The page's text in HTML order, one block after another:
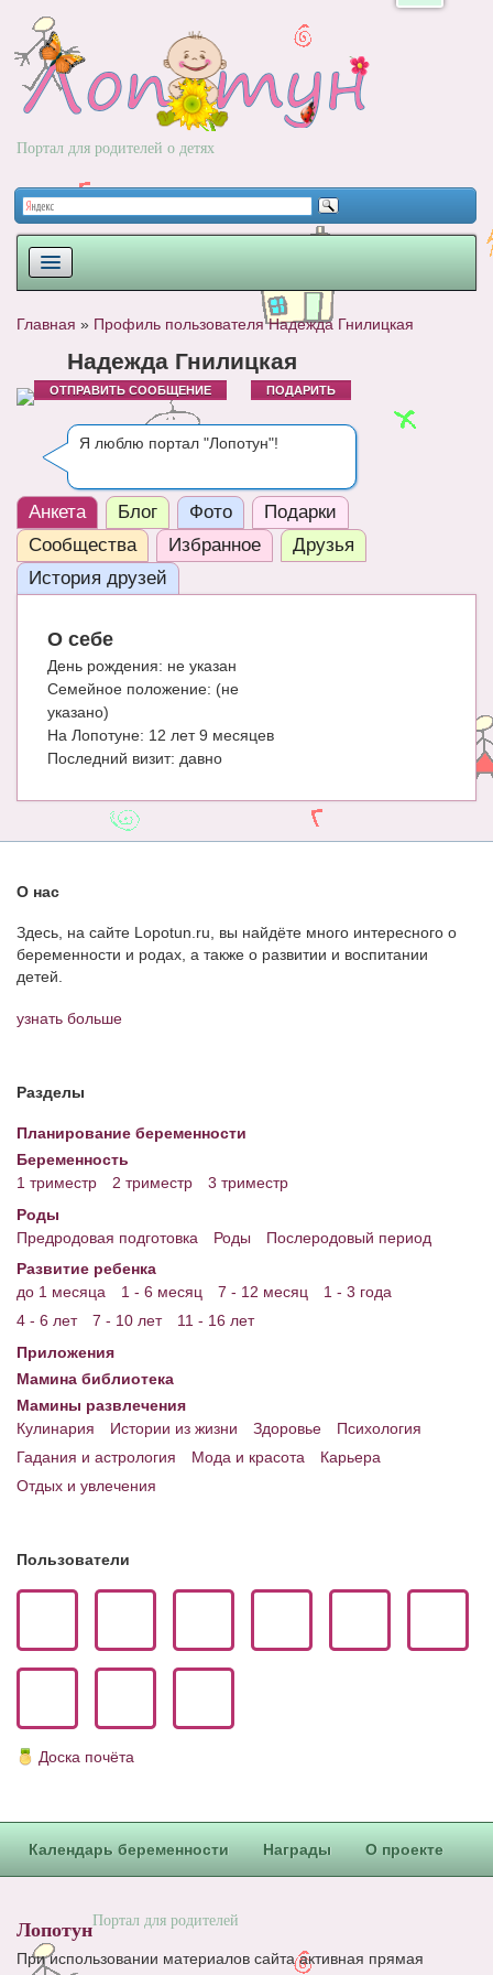
Портал для родителей о детях
РОДЫ
НОВОРОЖДЕННЫЙ
РАЗВИТИЕ
ВОПРОС-ОТВЕТ
ЧАТ
КНИГИ
Сказки
ПСИХОЛОГИЯ
ЗДОРОВЬЕ
КОНКУРСЫ
БЛОГИ
БЕРЕМЕННОСТЬ
Календарь беременности
Энциклопедия
Мамина энциклопедия
СЕРВИСЫ И ПРИЛОЖЕНИЯ
Сервис. Оценка роста и веса ребенка
Приложения для Android
Полезные ссылки
Опросы
Блог Администратора
Главная » Профиль пользователя Надежда Гнилицкая
Надежда Гнилицкая
ОТПРАВИТЬ СООБЩЕНИЕ ПОДАРИТЬ
Я люблю портал "Лопотун"!
Анкета Блог Фото
Подарки
Сообщества
Избранное
Друзья
История друзей
О себе
День рождения: не указан
Семейное положение: (не
указано)
На Лопотуне: 12 лет 9 месяцев
Последний визит: давно
О нас
Здесь, на сайте Lopotun.ru, вы найдёте много интересного о
беременности и родах, а также о развитии и воспитании
детей.
узнать больше
Разделы
Планирование беременности
Беременность
1 триместр
2 триместр
3 триместр
Роды
Предродовая подготовка
Роды
Послеродовый период
Развитие ребенка
до 1 месяца
1 - 6 месяц 7 - 12 месяц
1 - 3 года
4 - 6 лет
7 - 10 лет
11 - 16 лет
Приложения
Мамина библиотека
Мамины развлечения
Кулинария
Истории из жизни Здоровье
Психология
Гадания и астрология
Мода и красота
Карьера
Отдых и увлечения
Пользователи
Доска почёта
Календарь беременности Награды О проекте
ЛопотунПортал для родителей
При использовании материалов сайта активная прямая